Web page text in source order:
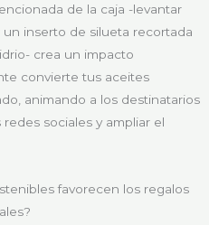
de la caja -levantar
inserto de silueta recortada
crea un impacto
convierte tus aceites
animando a los destinatarios
sociales y ampliar el
favorecen los regalos